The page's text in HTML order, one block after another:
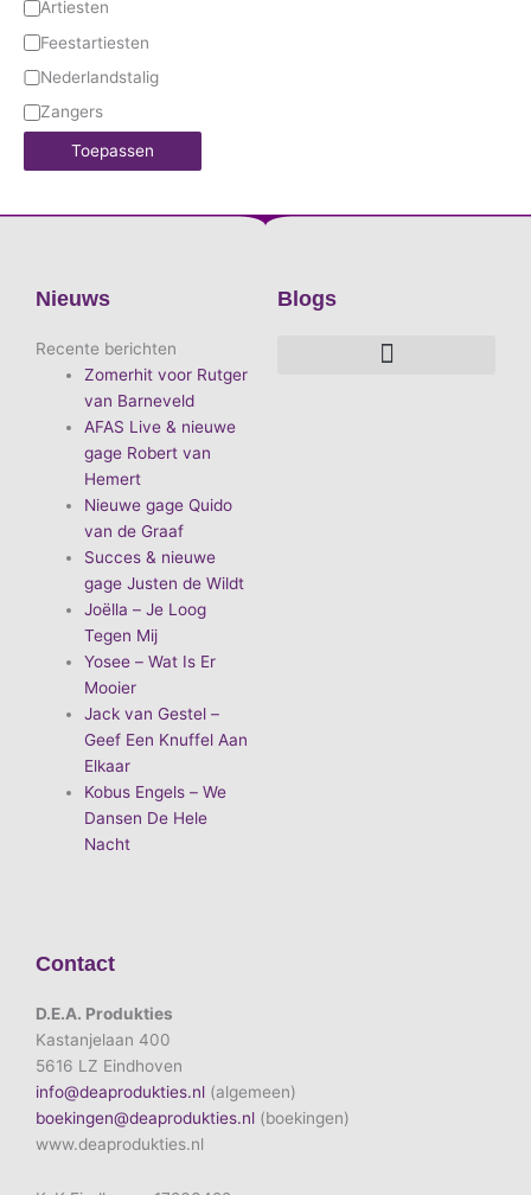
Artiesten
Feestartiesten
Nederlandstalig
Zangers
Toepassen
Nieuws
Recente berichten
Zomerhit voor Rutger
van Barneveld
AFAS Live & nieuwe
gage Robert van
Hemert
Nieuwe gage Quido
van de Graaf
Succes & nieuwe
gage Justen de Wildt
Joëlla – Je Loog
Tegen Mij
Yosee – Wat Is Er
Mooier
Jack van Gestel –
Geef Een Knuffel Aan
Elkaar
Kobus Engels – We
Dansen De Hele
Nacht
Blogs
Contact
D.E.A. Produkties
Kastanjelaan 400
5616 LZ Eindhoven
info@deaprodukties.nl (algemeen)
boekingen@deaprodukties.nl (boekingen)
www.deaprodukties.nl